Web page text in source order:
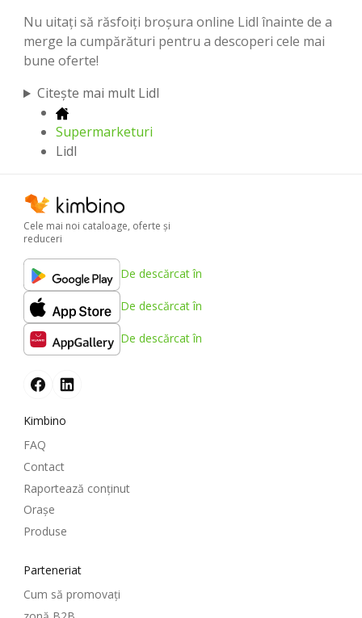
Nu uitați să răsfoiți broșura online Lidl înainte de a
merge la cumpărături pentru a descoperi cele mai
bune oferte!
Citește mai mult Lidl
Supermarketuri
Lidl
Cele mai noi cataloage, oferte şi
reduceri
De descărcat în
De descărcat în
De descărcat în
Kimbino
FAQ
Contact
Raportează conținut
Oraşe
Produse
Parteneriat
Cum să promovați